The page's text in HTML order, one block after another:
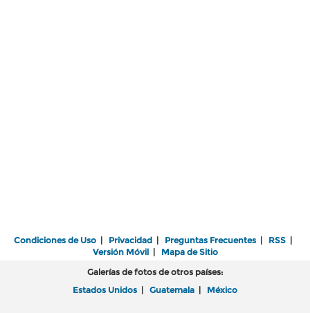
Condiciones de Uso | Privacidad | Preguntas Frecuentes | RSS |
Versión Móvil| Mapa de Sitio
Galerías de fotos de otros países:
Estados Unidos | Guatemala | México